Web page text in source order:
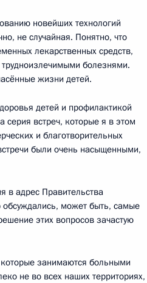
Гречко
Сирии Башаром Асадом
всея Руси Кириллом
новейших технологий
не случайная. Понятно, что
лекарственных средств,
болезнями.
жизни детей.
детей и профилактикой
встреч, которые я в этом
и благотворительных
были очень насыщенными,
в адрес Правительства
может быть, самые
этих вопросов зачастую
занимаются больными
не во всех наших территориях,